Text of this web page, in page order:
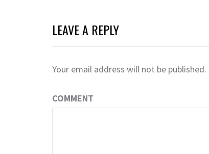
LEAVE A REPLY
Your email address will not be published.
COMMENT